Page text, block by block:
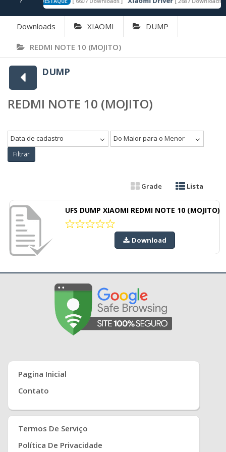
Downloads XIAOMI DUMP
REDMI NOTE 10 (MOJITO)
DUMP
REDMI NOTE 10 (MOJITO)
Data de cadastro Do Maior para o Menor
Filtrar
Grade Lista
UFS DUMP XIAOMI REDMI NOTE 10 (MOJITO)
Download
Pagina Inicial
Contato
Termos De Serviço
Política De Privacidade